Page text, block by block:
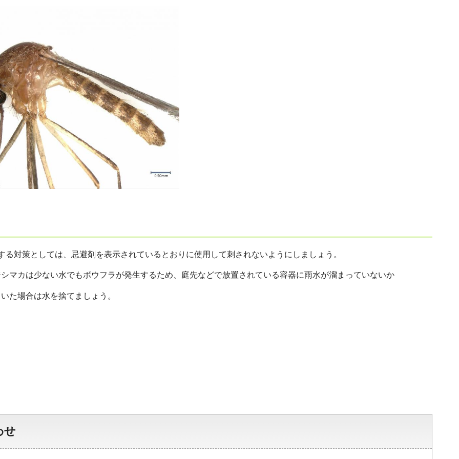
る対策としては、忌避剤を表示されているとおりに使用して刺されないようにしましょう。
マカは少ない水でもボウフラが発生するため、庭先などで放置されている容器に雨水が溜まっていないか
た場合は水を捨てましょう。
せ